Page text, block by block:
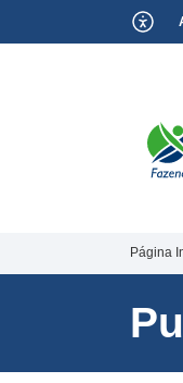
Página